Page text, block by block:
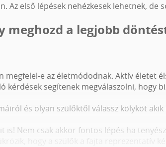
Az első lépések nehézkesek lehetnek, de
meghozd a legjobb
e az életmódodnak. Aktív életet
kérdések segítenek megválaszolni, hogy
és olyan szülőktől válassz kölyköt
Nem csak akkor fontos lépés ha
hogy a szülők a fajta reprezentatív